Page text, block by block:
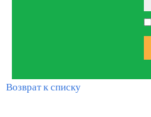
Возврат к списку